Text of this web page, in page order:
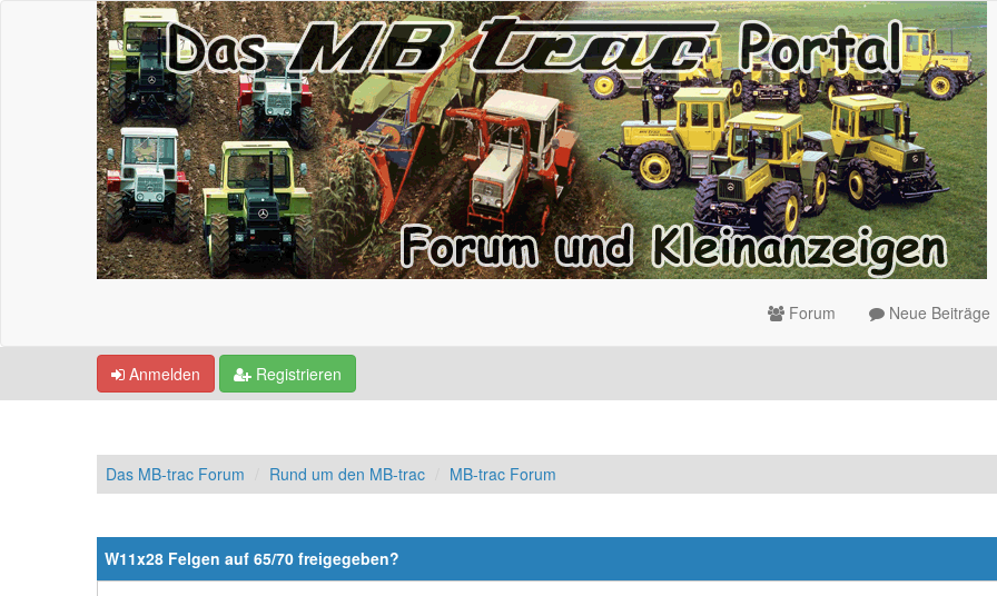
Forum Neue Beiträge
Anmelden Registrieren
Das MB-trac Forum Rund um den MB-trac MB-trac Forum
W11x28 Felgen auf 65/70 freigegeben?